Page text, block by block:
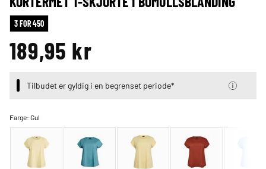
3 FOR 450
189,95 kr
Tilbudet er gyldig i en begrenset periode*
Farge:Gul